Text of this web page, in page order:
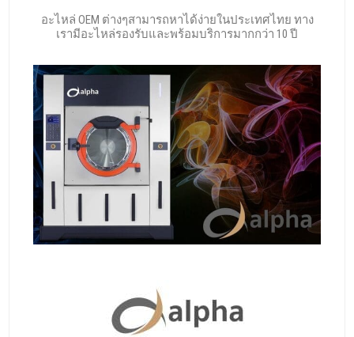
อะไหล่ OEM ต่างๆสามารถหาได้ง่ายในประเทศไทย ทาง
เรามีอะไหล่รองรับและพร้อมบริการมากกว่า 10 ปี